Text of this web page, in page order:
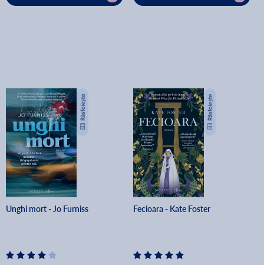
Unghi mort - Jo Furniss Fecioara - Kate Foster